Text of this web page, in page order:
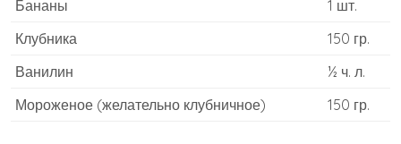
Бананы
1 шт.
Клубника
150 гр.
Ванилин
½ ч. л.
Мороженое (желательно клубничное)
150 гр.